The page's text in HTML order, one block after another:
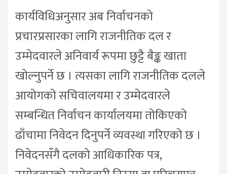
कार्यविधिअनुसार अब निर्वाचनको
प्रचारप्रसारका लागि राजनीतिक दल र
उम्मेदवारले अनिवार्य रूपमा छुट्टै बैङ्क खाता
खोल्नुपर्ने छ । त्यसका लागि राजनीतिक दलले
आयोगको सचिवालयमा र उम्मेदवारले
सम्बन्धित निर्वाचन कार्यालयमा तोकिएको
ढाँचामा निवेदन दिनुपर्ने व्यवस्था गरिएको छ ।
निवेदनसँगै दलको आधिकारिक पत्र,